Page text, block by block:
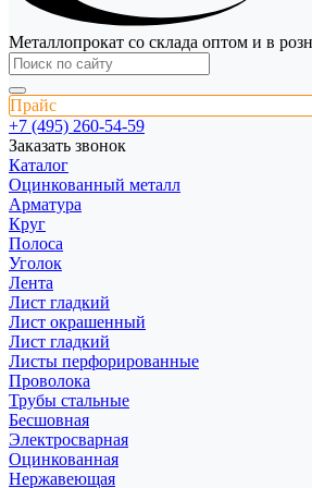
Металлопрокат со склада оптом и в
Прайс
+7 (495) 260-54-59
Заказать звонок
Каталог
Оцинкованный металл
Арматура
Круг
Полоса
Уголок
Лента
Лист гладкий
Лист окрашенный
Лист гладкий
Листы перфорированные
Проволока
Трубы стальные
Бесшовная
Электросварная
Оцинкованная
Нержавеющая